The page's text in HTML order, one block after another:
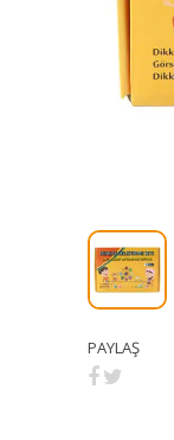
PAYLAŞ